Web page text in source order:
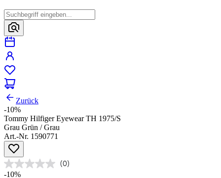
Zurück
-10%
Tommy Hilfiger Eyewear TH 1975/S
Grau Grün / Grau
Art.-Nr. 1590771
(0)
-10%